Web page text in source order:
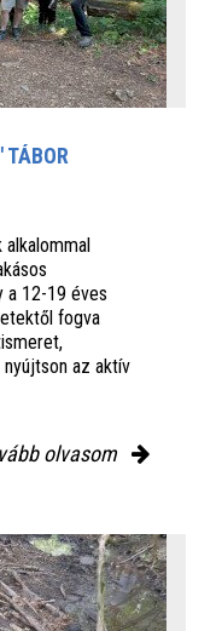
TÁBOR
a 12-19 éves
fogva
az aktív
olvasom